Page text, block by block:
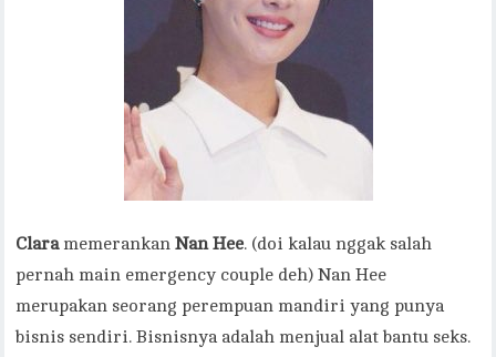
ClaramemerankanNan Hee. (doi kalau nggak salah
pernah main emergency couple deh) Nan Hee
merupakan seorang perempuan mandiri yang punya
bisnis sendiri. Bisnisnya adalah menjual alat bantu seks.